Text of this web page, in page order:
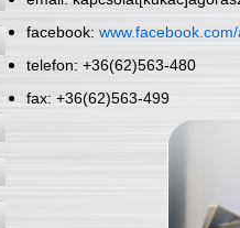
facebook:
telefon: +36(62)563-480
fax: +36(62)563-499